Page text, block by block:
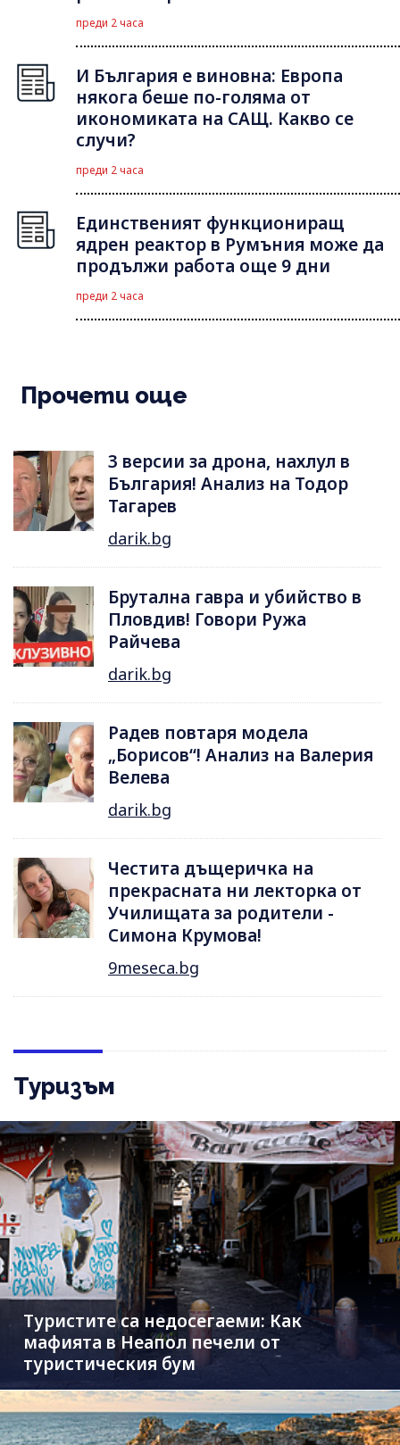
преди 2 часа
И България е виновна: Европа
някога беше по-голяма от
икономиката на САЩ. Какво се
случи?
преди 2 часа
Единственият функциониращ
ядрен реактор в Румъния може да
продължи работа още 9 дни
преди 2 часа
Прочети още
3 версии за дрона, нахлул в
България! Анализ на Тодор
Тагарев
darik.bg
Брутална гавра и убийство в
Пловдив! Говори Ружа
Райчева
darik.bg
Радев повтаря модела
„Борисов“! Анализ на Валерия
Велева
darik.bg
Честита дъщеричка на
прекрасната ни лекторка от
Училищата за родители -
Симона Крумова!
9meseca.bg
Туризъм
Туристите са недосегаеми: Как
мафията в Неапол печели от
туристическия бум